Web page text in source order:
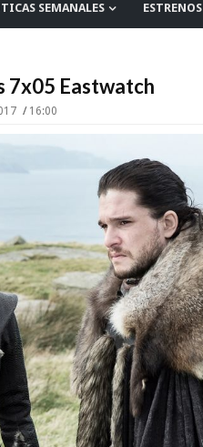
SEMANALES ESTRENOS
7x05 Eastwatch
16:00